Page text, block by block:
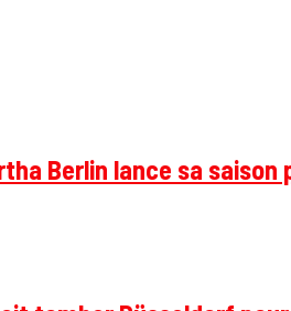
Berlin lance sa